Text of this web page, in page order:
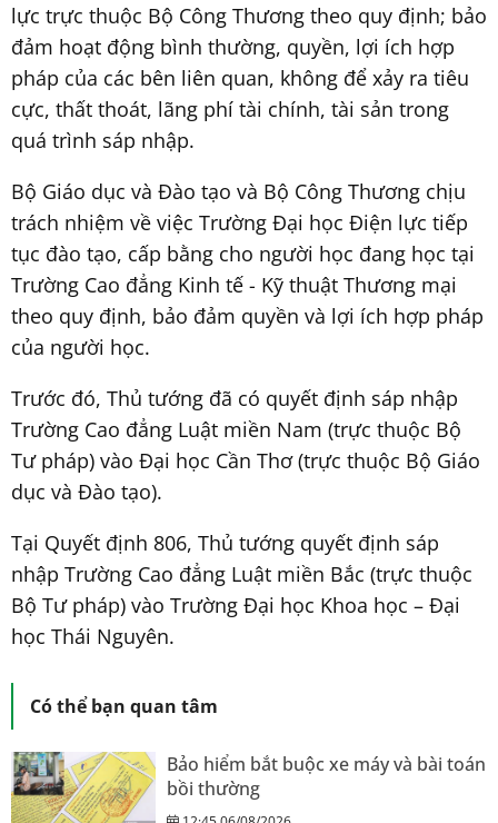
lực trực thuộc Bộ Công Thương theo quy định; bảo
đảm hoạt động bình thường, quyền, lợi ích hợp
pháp của các bên liên quan, không để xảy ra tiêu
cực, thất thoát, lãng phí tài chính, tài sản trong
quá trình sáp nhập.
Bộ Giáo dục và Đào tạo và Bộ Công Thương chịu
trách nhiệm về việc Trường Đại học Điện lực tiếp
tục đào tạo, cấp bằng cho người học đang học tại
Trường Cao đẳng Kinh tế - Kỹ thuật Thương mại
theo quy định, bảo đảm quyền và lợi ích hợp pháp
của người học.
Trước đó, Thủ tướng đã có quyết định sáp nhập
Trường Cao đẳng Luật miền Nam (trực thuộc Bộ
Tư pháp) vào Đại học Cần Thơ (trực thuộc Bộ Giáo
dục và Đào tạo).
Tại Quyết định 806, Thủ tướng quyết định sáp
nhập Trường Cao đẳng Luật miền Bắc (trực thuộc
Bộ Tư pháp) vào Trường Đại học Khoa học – Đại
học Thái Nguyên.
Có thể bạn quan tâm
Bảo hiểm bắt buộc xe máy và bài toán
bồi thường